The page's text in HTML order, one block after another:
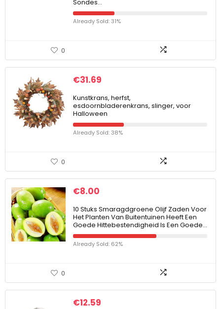
Sondes…
Already Sold: 31%
0
€31.69
Kunstkrans, herfst,
esdoornbladerenkrans, slinger, voor
Halloween
Already Sold: 38%
0
€8.00
10 Stuks Smaragdgroene Olijf Zaden Voor
Het Planten Van Buitentuinen Heeft Een
Goede Hittebestendigheid Is Een Goede…
Already Sold: 62%
0
€12.59